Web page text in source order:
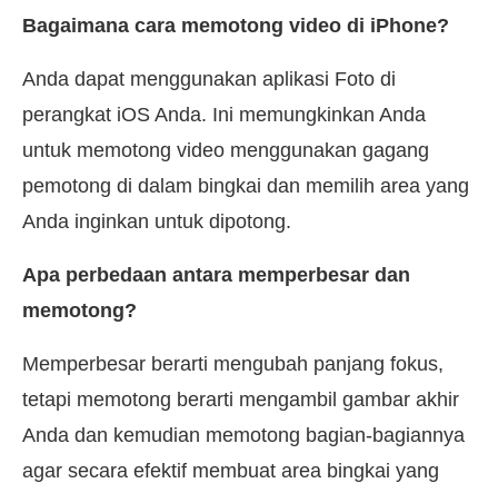
Bagaimana cara memotong video di iPhone?
Anda dapat menggunakan aplikasi Foto di
perangkat iOS Anda. Ini memungkinkan Anda
untuk memotong video menggunakan gagang
pemotong di dalam bingkai dan memilih area yang
Anda inginkan untuk dipotong.
Apa perbedaan antara memperbesar dan
memotong?
Memperbesar berarti mengubah panjang fokus,
tetapi memotong berarti mengambil gambar akhir
Anda dan kemudian memotong bagian-bagiannya
agar secara efektif membuat area bingkai yang